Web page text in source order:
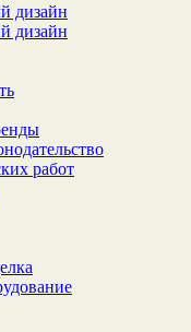
дизайн
дизайн
работ